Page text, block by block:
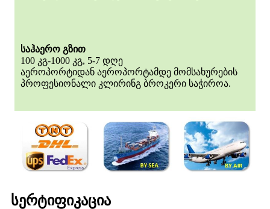
საჰაერო გზით
100 კგ-1000 კგ, 5-7 დღე
აეროპორტიდან აეროპორტამდე მომსახურების
პროფესიონალი კლირინგ ბროკერი საჭიროა.
სერტიფიკაცია